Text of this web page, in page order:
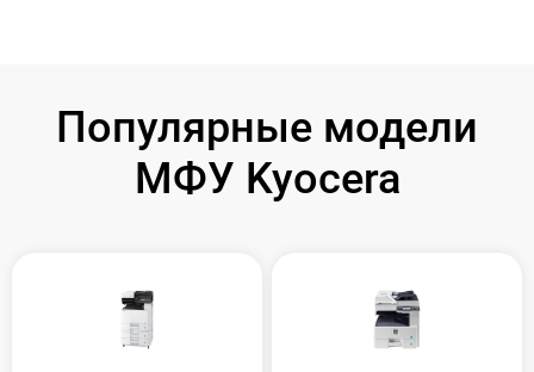
Популярные модели
МФУ Kyocera